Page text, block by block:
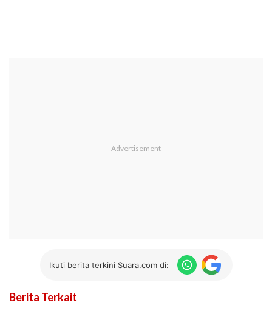
Ikuti berita terkini Suara.com di:
Berita Terkait